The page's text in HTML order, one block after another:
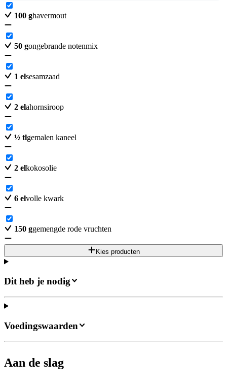
100 ghavermout
50 gongebrande notenmix
1 elsesamzaad
2 elahornsiroop
½ tlgemalen kaneel
2 elkokosolie
6 elvolle kwark
150 ggemengde rode vruchten
Kies producten
Dit heb je nodig
Aan de slag
Voedingswaarden